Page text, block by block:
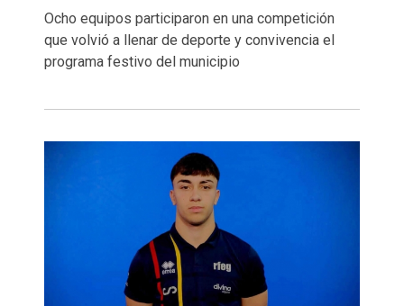
Ocho equipos participaron en una competición
que volvió a llenar de deporte y convivencia el
programa festivo del municipio